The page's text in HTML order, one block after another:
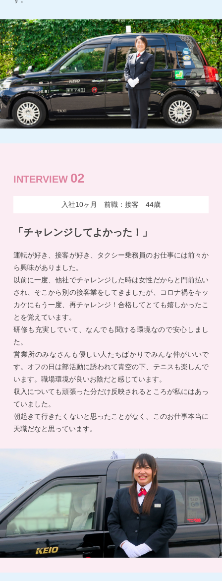
INTERVIEW 02
入社10ヶ月 前職：接客 44歳
「チャレンジしてよかった！」
運転が好き、接客が好き、タクシー乗務員のお仕事には前々か
ら興味がありました。
以前に一度、他社でチャレンジした時は女性だからと門前払い
され、そこから別の接客業をしてきましたが、コロナ禍をキッ
カケにもう一度、再チャレンジ！合格してとても嬉しかったこ
とを覚えています。
研修も充実していて、なんでも聞ける環境なので安心しまし
た。
営業所のみなさんも優しい人たちばかりでみんな仲がいいで
す。オフの日は部活動に誘われて青空の下、テニスも楽しんで
います。職場環境が良いお陰だと感じています。
収入についても頑張った分だけ反映されるところが私にはあっ
ていました。
朝起きて行きたくないと思ったことがなく、このお仕事本当に
天職だなと思っています。